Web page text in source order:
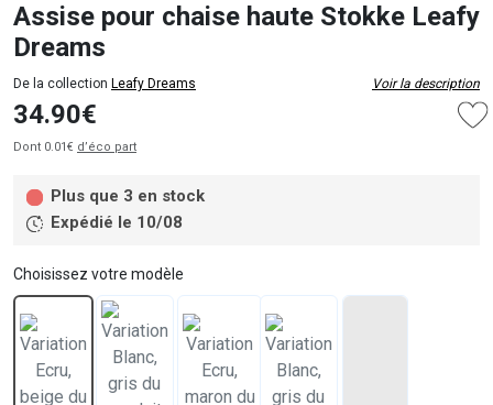
Assise pour chaise haute Stokke Leafy
Dreams
De la collection Leafy Dreams Voir la description
34.90€
Dont 0.01€ d’éco part
Plus que 3 en stock
Expédié le 10/08
Choisissez votre modèle